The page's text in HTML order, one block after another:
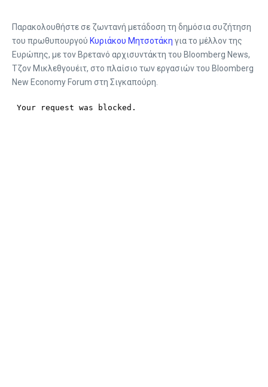
Παρακολουθήστε σε ζωντανή μετάδοση τη δημόσια συζήτηση
του πρωθυπουργού Κυριάκου Μητσοτάκη για το μέλλον της
Ευρώπης, με τον Βρετανό αρχισυντάκτη του Bloomberg News,
Τζον Μικλεθγουέιτ, στο πλαίσιο των εργασιών του Bloomberg
New Economy Forum στη Σιγκαπούρη.